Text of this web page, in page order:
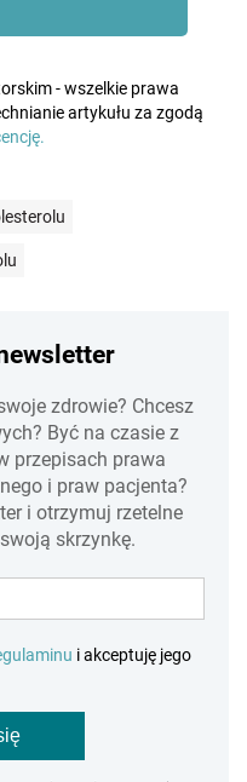
- wszelkie prawa
artykułu za zgodą
zdrowie? Chcesz
Być na czasie z
przepisach prawa
i praw pacjenta?
i otrzymuj rzetelne
skrzynkę.
i akceptuję jego